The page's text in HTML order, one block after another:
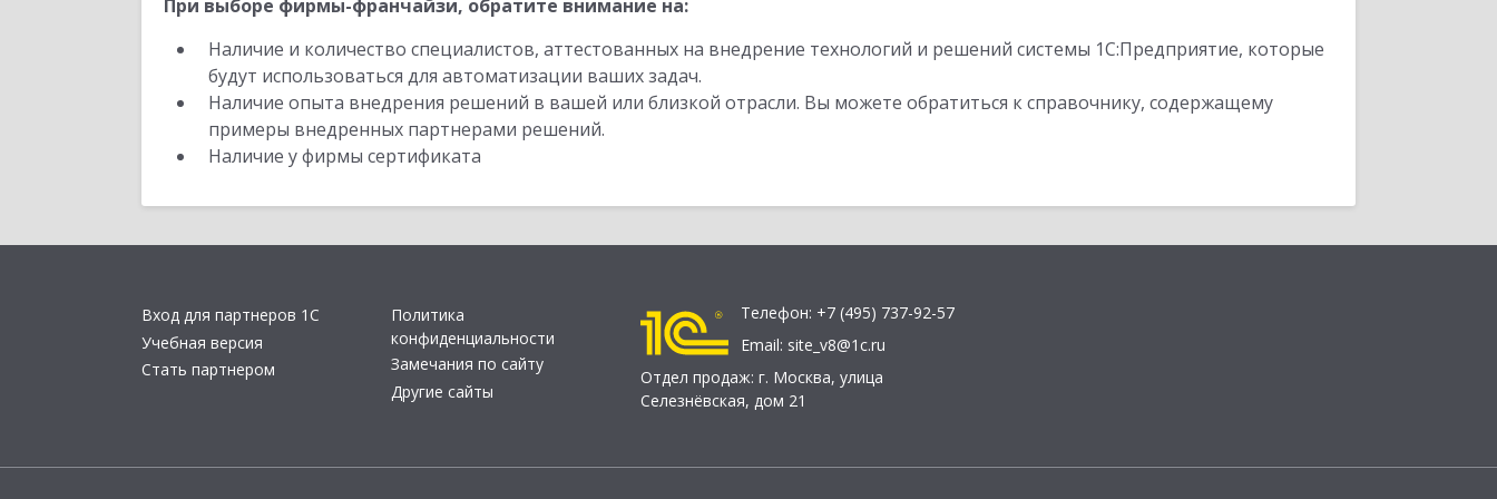
При выборе фирмы-франчайзи, обратите внимание на:
Наличие и количество специалистов, аттестованных на внедрение технологий и решений системы 1С:Предприятие, которые
будут использоваться для автоматизации ваших задач.
Наличие опыта внедрения решений в вашей или близкой отрасли. Вы можете обратиться к справочнику, содержащему
примеры внедренных партнерами решений.
Наличие у фирмы сертификата
Вход для партнеров 1С
Учебная версия
Стать партнером
Политика
конфиденциальности
Замечания по сайту
Другие сайты
Телефон: +7 (495) 737-92-57
Email: site_v8@1c.ru
Отдел продаж: г. Москва, улица
Селезнёвская, дом 21